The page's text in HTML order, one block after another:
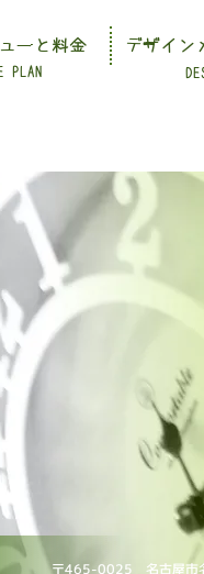
PLAN
ーと料金 デザイン
〒465-0025 名古屋市